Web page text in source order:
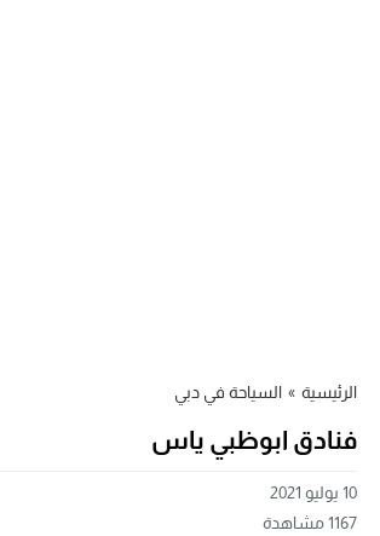
الرئيسية » السياحة في دبي
فنادق ابوظبي ياس
10 يوليو 2021
1167مشاهدة